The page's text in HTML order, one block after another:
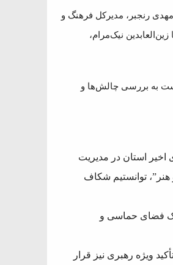
رنجبر، مدیرکل فرهنگ و
نیک‌مرام،
به بررسی چالش‌ها و
استان در مدیریت
هنر”، توانستیم شکاف
یک فضای حماسی و
ویژه رهبری نیز قرار